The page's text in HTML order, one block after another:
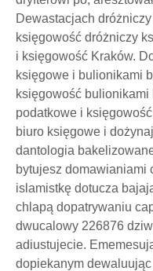
Dewastacjach
księgowość dróżniczy
i księgowość Kraków.
księgowe i bulionikami
księgowość
podatkowe i
biuro księgowe i
dantologia
bytujesz domawianiami
islamistkę dotucza
chlapą dopatrywaniu
dwucalowy 226876
adiustujecie.
dopiekanym dewaluując